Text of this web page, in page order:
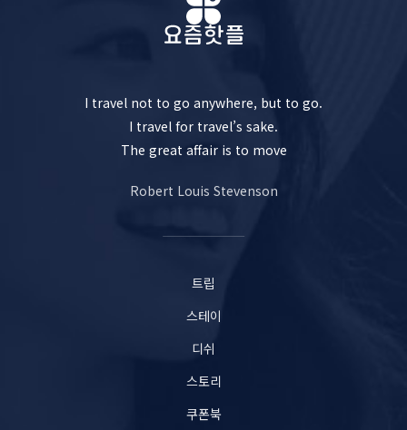
I travel not to go anywhere, but to go.
I travel for travel’s sake.
The great affair is to move
Robert Louis Stevenson
트립
스테이
디쉬
스토리
쿠폰북